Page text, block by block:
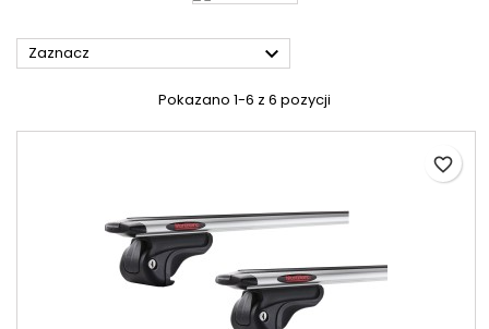
Zaznacz 
Pokazano 1-6 z 6 pozycji
favorite_border